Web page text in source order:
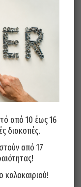
Εξάγωνες
από 10 έως 16
διακοπές.
από 17
καλοκαιριού!